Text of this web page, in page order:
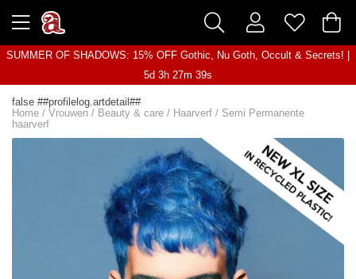
SUMMER OF SHADOWS: 15% OFF Gothic, Nu Goth, Occult & Secrets! |
5d 3h 27m 39s
false ##profilelog.artdetail##
Home / Vrouwen / Beauty & care / Haarverf / Semi Permanente
haarverf